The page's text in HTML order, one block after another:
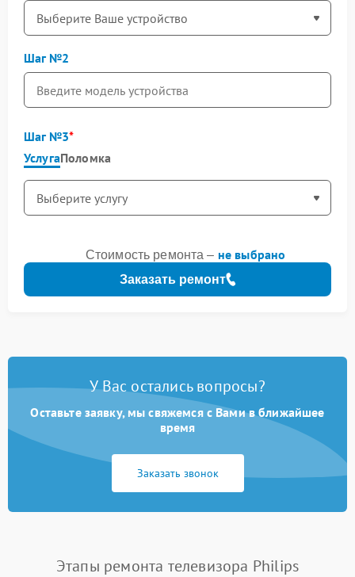
Шаг №2
Шаг №3
УслугаПоломка
Заказать ремонт
Стоимость ремонта – не выбрано
У Вас остались вопросы?
Оставьте заявку, мы свяжемся с Вами в ближайшее
время
Заказать звонок
Этапы ремонта телевизора Philips